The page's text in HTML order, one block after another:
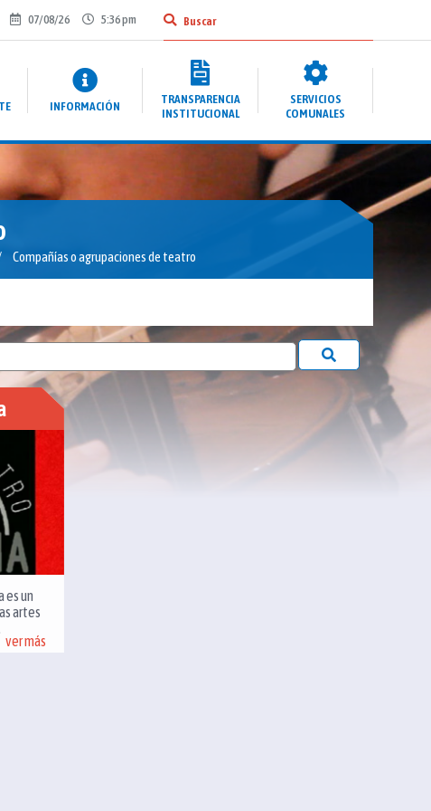
07/08/26 5:36 pm
INFORMACIÓN
TRANSPARENCIA
INSTITUCIONAL
SERVICIOS
COMUNALES
Compañías o agrupaciones de teatro
es un
artes
ver más